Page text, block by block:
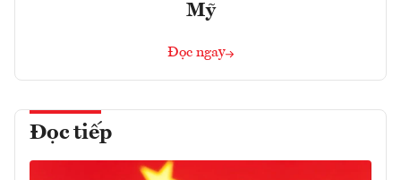
Mỹ
Đọc ngay
Đọc tiếp